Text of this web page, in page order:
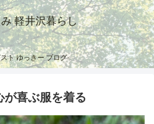
軽井沢暮らし
ト ゆっきー ブログ-
が喜ぶ服を着る